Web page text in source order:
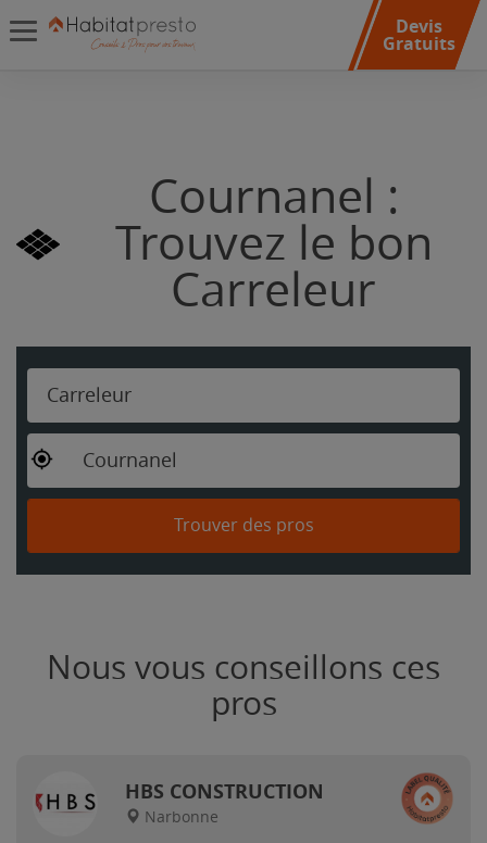
Devis
Gratuits
Cournanel :
Trouvez le bon
Carreleur
Carreleur
Cournanel
Trouver des pros
Nous vous conseillons ces
pros
HBS CONSTRUCTION
Narbonne